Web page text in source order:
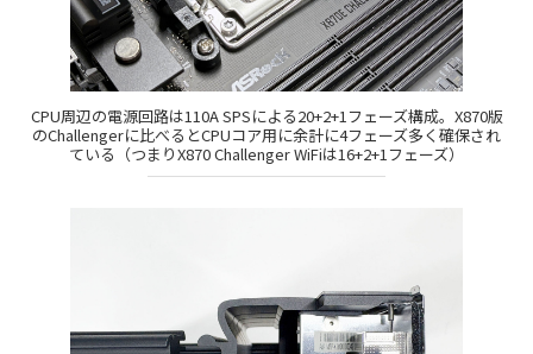
CPU周辺の電源回路は110A SPSによる20+2+1フェーズ構成。X870版
のChallengerに比べるとCPUコア用に余計に4フェーズ多く確保され
ている（つまりX870 Challenger WiFiは16+2+1フェーズ）